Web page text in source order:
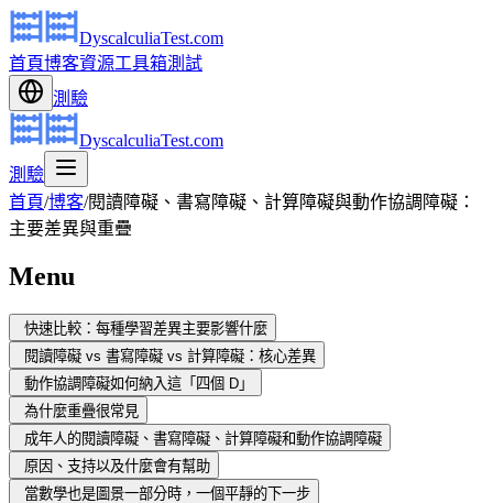
DyscalculiaTest.com
首頁博客資源工具箱測試
測驗
DyscalculiaTest.com
測驗
首頁/博客/閱讀障礙、書寫障礙、計算障礙與動作協調障礙：
主要差異與重疊
Menu
快速比較：每種學習差異主要影響什麼
閱讀障礙 vs 書寫障礙 vs 計算障礙：核心差異
動作協調障礙如何納入這「四個 D」
為什麼重疊很常見
成年人的閱讀障礙、書寫障礙、計算障礙和動作協調障礙
原因、支持以及什麼會有幫助
當數學也是圖景一部分時，一個平靜的下一步